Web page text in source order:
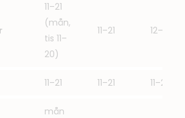
11–21
(mån,
tis 11–
20)
11–21 12–20
11–21 11–21 11–21
mån